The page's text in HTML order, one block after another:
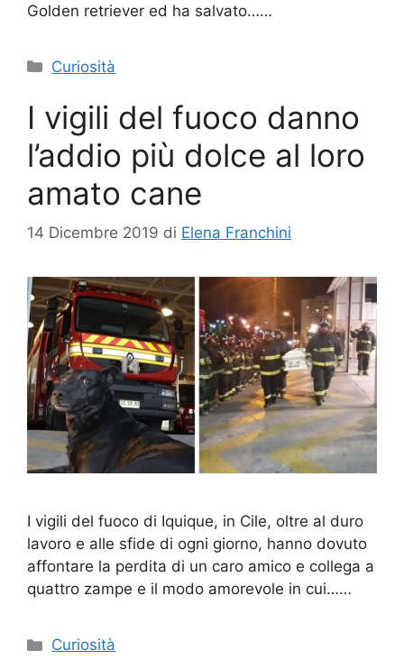
Golden retriever ed ha salvato……
Categorie
Curiosità
I vigili del fuoco danno
l’addio più dolce al loro
amato cane
14 Dicembre 2019 di Elena Franchini
I vigili del fuoco di Iquique, in Cile, oltre al duro
lavoro e alle sfide di ogni giorno, hanno dovuto
affontare la perdita di un caro amico e collega a
quattro zampe e il modo amorevole in cui……
Categorie
Curiosità